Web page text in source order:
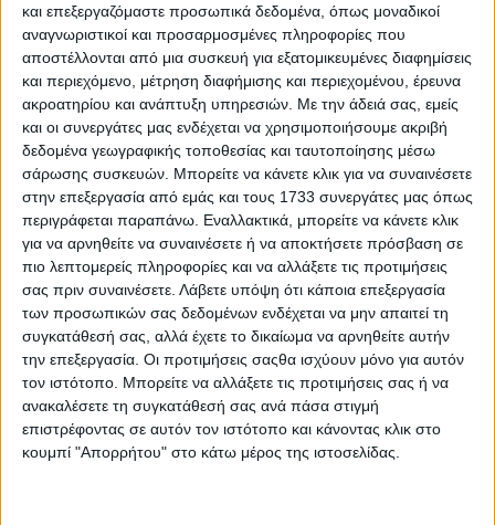
και επεξεργαζόμαστε προσωπικά δεδομένα, όπως μοναδικοί
αναγνωριστικοί και προσαρμοσμένες πληροφορίες που
αποστέλλονται από μια συσκευή για εξατομικευμένες διαφημίσεις
και περιεχόμενο, μέτρηση διαφήμισης και περιεχομένου, έρευνα
ακροατηρίου και ανάπτυξη υπηρεσιών. Με την άδειά σας, εμείς
και οι συνεργάτες μας ενδέχεται να χρησιμοποιήσουμε ακριβή
δεδομένα γεωγραφικής τοποθεσίας και ταυτοποίησης μέσω
σάρωσης συσκευών. Μπορείτε να κάνετε κλικ για να συναινέσετε
στην επεξεργασία από εμάς και τους 1733 συνεργάτες μας όπως
περιγράφεται παραπάνω. Εναλλακτικά, μπορείτε να κάνετε κλικ
για να αρνηθείτε να συναινέσετε ή να αποκτήσετε πρόσβαση σε
πιο λεπτομερείς πληροφορίες και να αλλάξετε τις προτιμήσεις
σας πριν συναινέσετε. Λάβετε υπόψη ότι κάποια επεξεργασία
των προσωπικών σας δεδομένων ενδέχεται να μην απαιτεί τη
συγκατάθεσή σας, αλλά έχετε το δικαίωμα να αρνηθείτε αυτήν
την επεξεργασία. Οι προτιμήσεις σαςθα ισχύουν μόνο για αυτόν
τον ιστότοπο. Μπορείτε να αλλάξετε τις προτιμήσεις σας ή να
ανακαλέσετε τη συγκατάθεσή σας ανά πάσα στιγμή
επιστρέφοντας σε αυτόν τον ιστότοπο και κάνοντας κλικ στο
κουμπί "Απορρήτου" στο κάτω μέρος της ιστοσελίδας.
συστηµατική καλλιέργεια φτάνει έως και τους 10 τόνους
το στρέµµα, ενώ οι καλλιεργητικές της απαιτήσεις είναι
επίσης µικρότερες». Ο κ. Χαλαστάρας µπόρεσε επίσης να
βασιστεί στην αξία της τοπικής ποικιλίας του
αφροκύδωνου, πο όπως τονίζει, είναι η καλύτερη όσον
αφορά στη µεταποίηση.
«Καθώς η παραγωγή µας αυξάνεται, ζητούµενο
παραµένει η οργάνωση»
Φέτος, η παραγωγή του κτήµατος των 20 στρεµµάτων του
παραγωγού έφτασε τους 30 τόνους, ενώ ο ίδιος
προβλέπει ότι την επόµενη πενταετία θα
υπερδιπλασιαστεί, καθώς το 70% των δέντρων είναι
ακόµα σε µη παραγωγική ηλικία. Η διάθεση των
προϊόντων γίνεται αυτή τη στιγµή αποκλειστικά στη
βιοµηχανία γλυκών των αδελφών Γεωργούλα στην
Πορταριά για την παραγωγή γλυκών κουταλιού και
µαρµελάδων υψηλής διατροφικής αξίας.
«Η γενιά που ακολουθεί έχει ποτιστεί µε το ίδιο µεράκι,